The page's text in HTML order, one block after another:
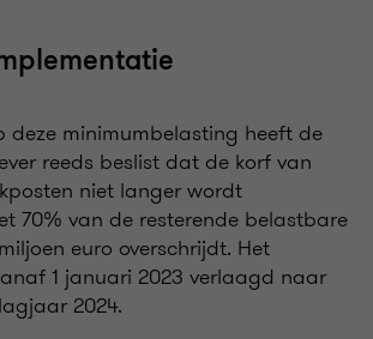
deze minimumbelasting heeft de
reeds beslist dat de korf van
niet langer wordt
70% van de resterende belastbare
euro overschrijdt. Het
1 januari 2023 verlaagd naar
2024.